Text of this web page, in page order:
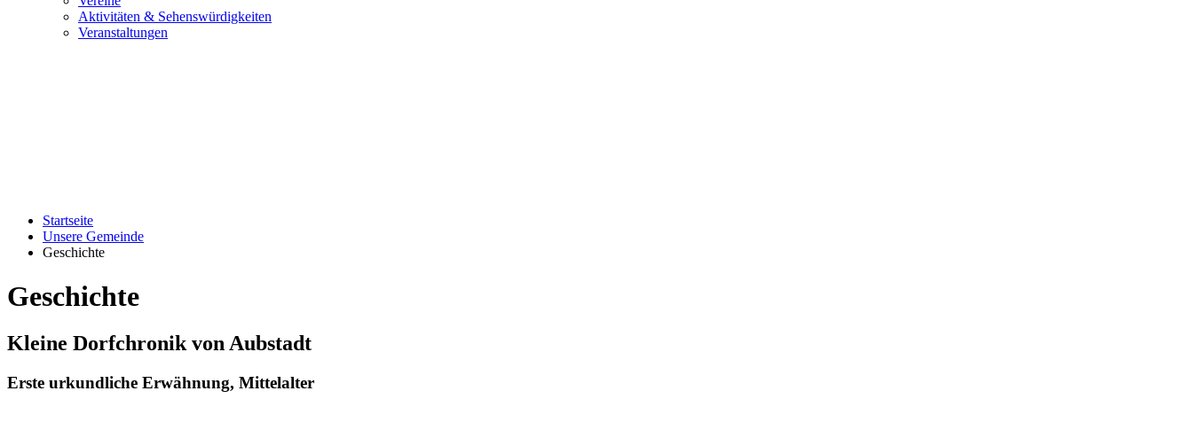
Aktivitäten & Sehenswürdigkeiten
Veranstaltungen
Startseite
Unsere Gemeinde
Geschichte
Geschichte
Kleine Dorfchronik von Aubstadt
Erste urkundliche Erwähnung, Mittelalter